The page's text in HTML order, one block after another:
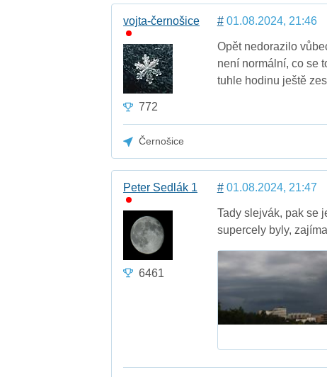
vojta-černošice
772
#01.08.2024, 21:46
Opět nedorazilo
není normální, co se
tuhle hodinu ještě
Černošice
Peter Sedlák 1
6461
#01.08.2024, 21:47
Tady slejvák, pak se
supercely byly,